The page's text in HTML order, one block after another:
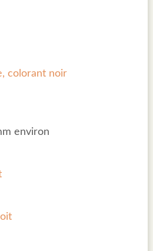
colorant noir
environ